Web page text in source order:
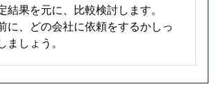
結果を元に、比較検討します。
に、どの会社に依頼をするかしっ
しょう。